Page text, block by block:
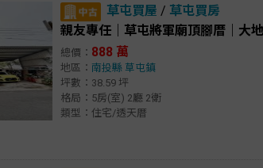
草屯買屋 / 草屯買房
親友專任｜草屯將軍廟頂腳厝｜大
總價： 888 萬
地區： 南投縣 草屯鎮
坪數：38.59 坪
格局：5房(室) 2廳 2衛
類型：住宅/透天厝